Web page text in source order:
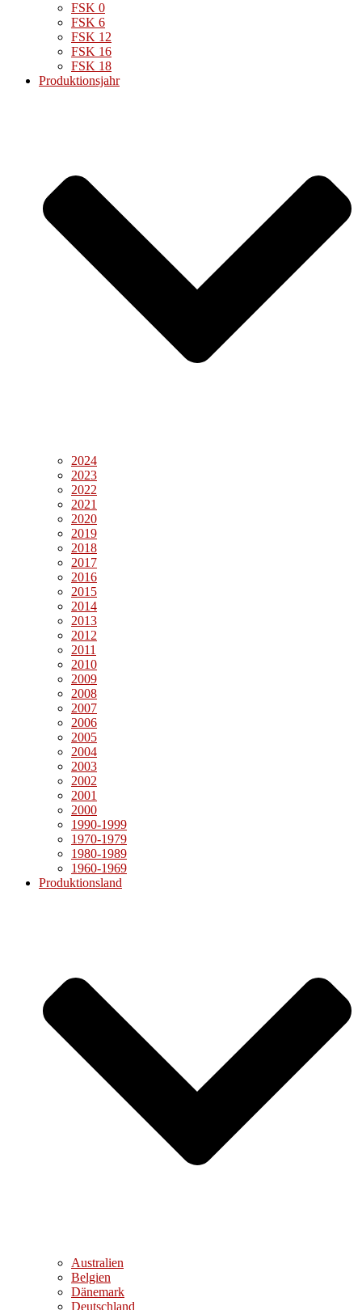
FSK 0
FSK 6
FSK 12
FSK 16
FSK 18
Produktionsjahr
2024
2023
2022
2021
2020
2019
2018
2017
2016
2015
2014
2013
2012
2011
2010
2009
2008
2007
2006
2005
2004
2003
2002
2001
2000
1990-1999
1970-1979
1980-1989
1960-1969
Produktionsland
Australien
Belgien
Dänemark
Deutschland